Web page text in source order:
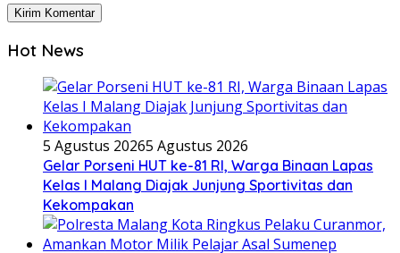
Hot News
5 Agustus 20265 Agustus 2026
Gelar Porseni HUT ke-81 RI, Warga Binaan Lapas
Kelas I Malang Diajak Junjung Sportivitas dan
Kekompakan